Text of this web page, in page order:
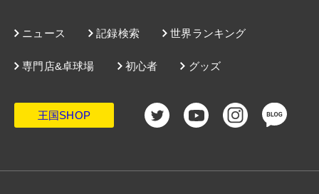
ニュース 記録検索 世界ランキング
グッズ
専門店&卓球場 初心者
王国SHOP